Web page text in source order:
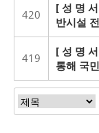
420
[ 성 명
반시설
419
[ 성 명
통해 국